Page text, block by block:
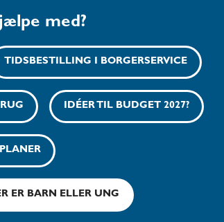
med?
TIDSBESTILLING I BORGERSERVICE
IDÉER TIL BUDGET 2027?
ER BARN ELLER UNG